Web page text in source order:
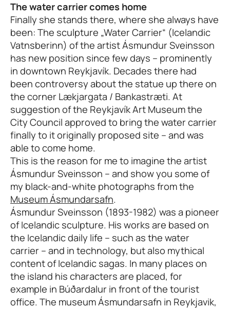
The water carrier comes home
Finally she stands there, where she always have
been: The sculpture „Water Carrier“ (Icelandic
Vatnsberinn) of the artist Ásmundur Sveinsson
has new position since few days – prominently
in downtown Reykjavík. Decades there had
been controversy about the statue up there on
the corner Lækjargata / Bankastræti. At
suggestion of the Reykjavík Art Museum the
City Council approved to bring the water carrier
finally to it originally proposed site – and was
able to come home.
This is the reason for me to imagine the artist
Ásmundur Sveinsson – and show you some of
my black-and-white photographs from the
Museum Ásmundarsafn.
Ásmundur Sveinsson (1893-1982) was a pioneer
of Icelandic sculpture. His works are based on
the Icelandic daily life – such as the water
carrier – and in technology, but also mythical
content of Icelandic sagas. In many places on
the island his characters are placed, for
example in Búðardalur in front of the tourist
office. The museum Ásmundarsafn in Reykjavik,